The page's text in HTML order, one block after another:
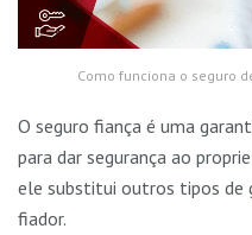
Como funciona o seguro
O seguro fiança é uma
para dar segurança ao
ele substitui outros tipos de
fiador.